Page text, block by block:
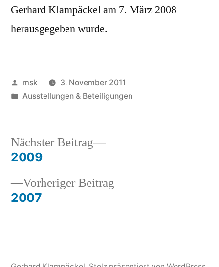
Gerhard Klampäckel am 7. März 2008
herausgegeben wurde.
Veröffentlicht
von
msk
3. November 2011
Veröffentlicht
Ausstellungen & Beteiligungen
Beitrags-
Navigation
Vorheriger Beitrag
2007
Nächster Beitrag
Nächster
2009